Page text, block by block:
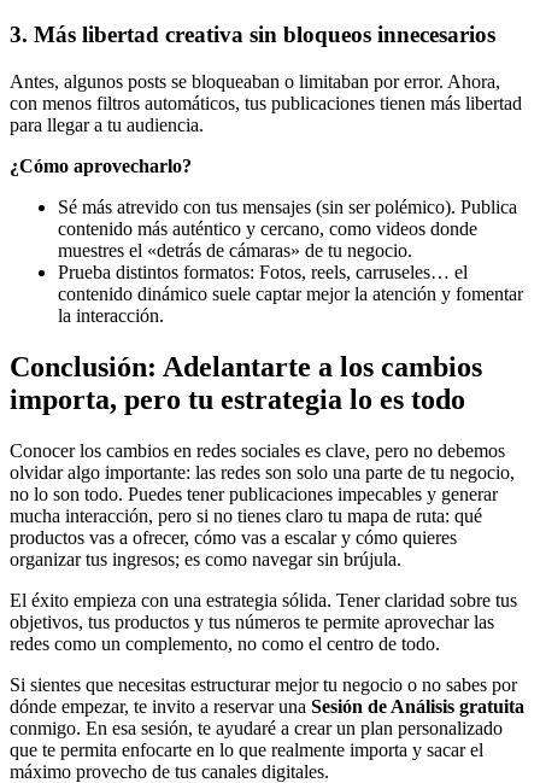
3. Más libertad creativa sin bloqueos innecesarios
Antes, algunos posts se bloqueaban o limitaban por error. Ahora,
con menos filtros automáticos, tus publicaciones tienen más libertad
para llegar a tu audiencia.
¿Cómo aprovecharlo?
Sé más atrevido con tus mensajes (sin ser polémico). Publica
contenido más auténtico y cercano, como videos donde
muestres el «detrás de cámaras» de tu negocio.
Prueba distintos formatos: Fotos, reels, carruseles… el
contenido dinámico suele captar mejor la atención y fomentar
la interacción.
Conclusión: Adelantarte a los cambios
importa, pero tu estrategia lo es todo
Conocer los cambios en redes sociales es clave, pero no debemos
olvidar algo importante: las redes son solo una parte de tu negocio,
no lo son todo. Puedes tener publicaciones impecables y generar
mucha interacción, pero si no tienes claro tu mapa de ruta: qué
productos vas a ofrecer, cómo vas a escalar y cómo quieres
organizar tus ingresos; es como navegar sin brújula.
El éxito empieza con una estrategia sólida. Tener claridad sobre tus
objetivos, tus productos y tus números te permite aprovechar las
redes como un complemento, no como el centro de todo.
Si sientes que necesitas estructurar mejor tu negocio o no sabes por
dónde empezar, te invito a reservar una Sesión de Análisis gratuita
conmigo. En esa sesión, te ayudaré a crear un plan personalizado
que te permita enfocarte en lo que realmente importa y sacar el
máximo provecho de tus canales digitales.